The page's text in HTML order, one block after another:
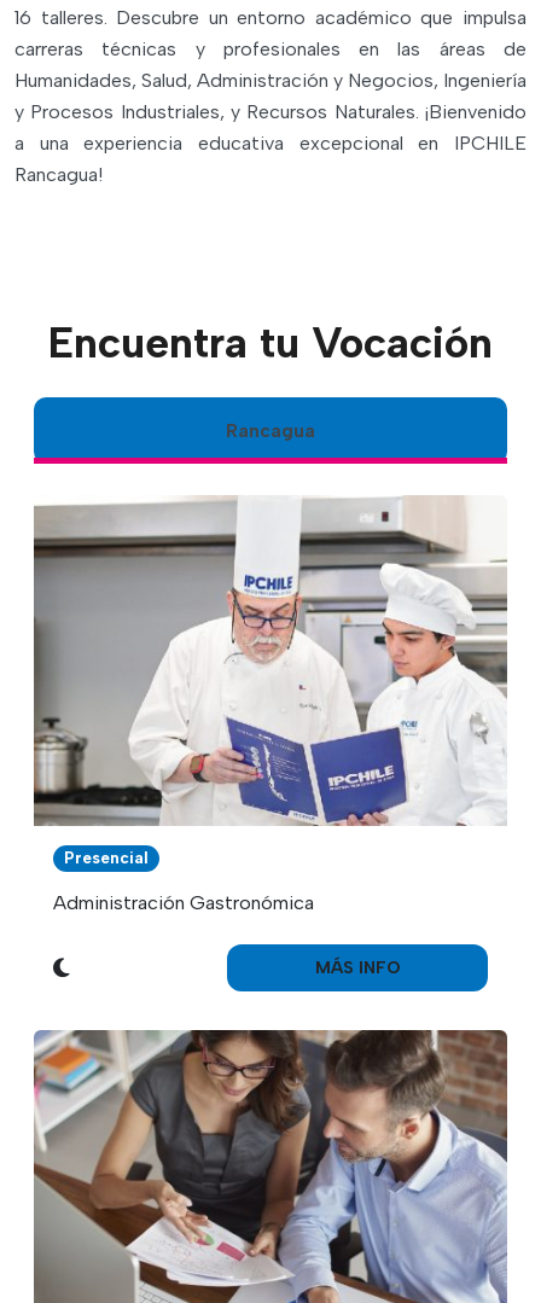
16 talleres. Descubre un entorno académico que impulsa
carreras técnicas y profesionales en las áreas de
Humanidades, Salud, Administración y Negocios, Ingeniería
y Procesos Industriales, y Recursos Naturales. ¡Bienvenido
a una experiencia educativa excepcional en IPCHILE
Rancagua!
Encuentra tu Vocación
Rancagua
Presencial
Administración Gastronómica
MÁS INFO